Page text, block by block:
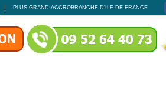
PLUS GRAND ACCROBRANCHE D’ILE DE FRANCE